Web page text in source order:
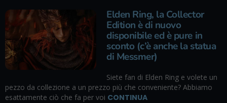
Elden Ring, la Collector
Edition è di nuovo
disponibile ed è pure in
sconto (c’è anche la statua
di Messmer)
Siete fan di Elden Ring e volete un
pezzo da collezione a un prezzo più che conveniente? Abbiamo
esattamente ciò che fa per voi CONTINUA